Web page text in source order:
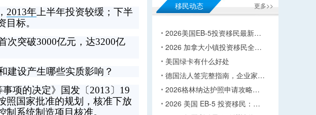
2013年 上半年投资较缓；下半
标。
突破3000亿元，达3200亿
建设产生哪些实质影响？
项的决定》国发〔2013〕19
照国家批准的规划，核准下放
系统制造项目核准。
更多>>
移民动态
2026美国EB-5投资移民最新…
2026 加拿大小镇投资移民全…
美国绿卡有什么好处
德国法人签完整指南，企业家…
2026格林纳达护照申请攻略…
2026 美国 EB-5 投资移民：…